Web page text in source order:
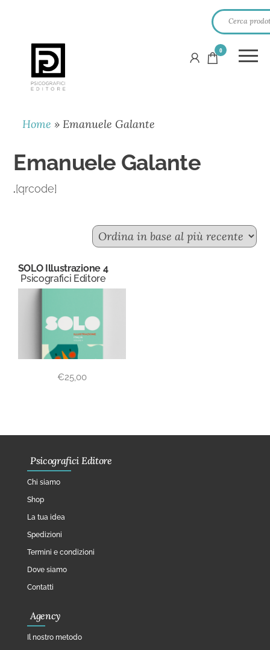
PSICOGRAFICI
EDITORE
0
Home »Emanuele Galante
Emanuele Galante
.[qrcode]
SOLO Illustrazione 4
Psicografici Editore
€25,00
Psicografici Editore
Chi siamo
Shop
La tua idea
Spedizioni
Termini e condizioni
Dove siamo
Contatti
Agency
Il nostro metodo